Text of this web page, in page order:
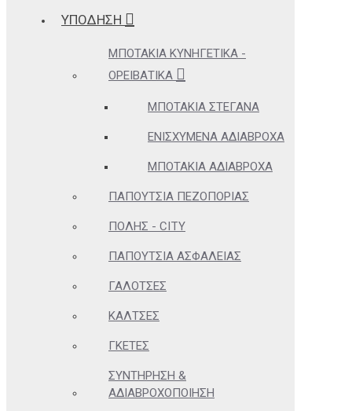
ΥΠΟΔΗΣΗ
ΜΠΟΤΆΚΙΑ ΚΥΝΗΓΕΤΙΚΆ -
ΟΡΕΙΒΑΤΙΚΆ
ΜΠΟΤΆΚΙΑ ΣΤΕΓΑΝΆ
ΕΝΙΣΧΥΜΈΝΑ ΑΔΙΆΒΡΟΧΑ
ΜΠΟΤΆΚΙΑ ΑΔΙΆΒΡΟΧΑ
ΠΑΠΟΎΤΣΙΑ ΠΕΖΟΠΟΡΊΑΣ
ΠΌΛΗΣ - CITY
ΠΑΠΟΎΤΣΙΑ ΑΣΦΑΛΕΊΑΣ
ΓΑΛΌΤΣΕΣ
ΚΆΛΤΣΕΣ
ΓΚΈΤΕΣ
ΣΥΝΤΉΡΗΣΗ &
ΑΔΙΑΒΡΟΧΟΠΟΊΗΣΗ